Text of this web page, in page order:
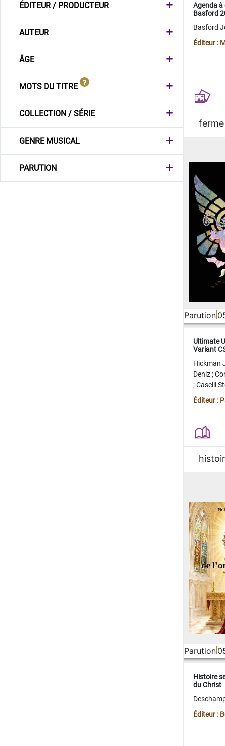
ÉDITEUR / PRODUCTEUR
AUTEUR
ÂGE
MOTS DU TITRE
COLLECTION / SÉRIE
GENRE MUSICAL
PARUTION
Agenda
Basford
Basford
Éditeur :
ferme
Parution
Ultimate
Variant
Hickman
Deniz;
;Caselli
Juan
Éditeur :
Parution
Histoire
du Christ
Éditeur :